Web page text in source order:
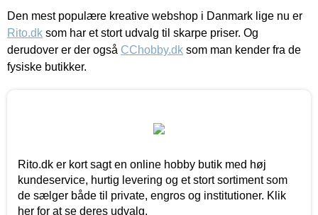
Den mest populære kreative webshop i Danmark lige nu er
Rito.dk som har et stort udvalg til skarpe priser. Og
derudover er der også CChobby.dk som man kender fra de
fysiske butikker.
Rito.dk er kort sagt en online hobby butik med høj
kundeservice, hurtig levering og et stort sortiment som
de sælger både til private, engros og institutioner. Klik
her for at se deres udvalg.